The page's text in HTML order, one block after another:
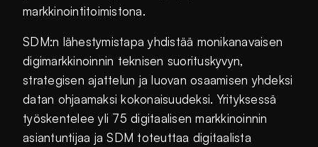
markkinointitoimistona.
SDM:n lähestymistapa yhdistää monikanavaisen
digimarkkinoinnin teknisen suorituskyvyn,
strategisen ajattelun ja luovan osaamisen yhdeksi
datan ohjaamaksi kokonaisuudeksi. Yrityksessä
työskentelee yli 75 digitaalisen markkinoinnin
asiantuntijaa ja SDM toteuttaa digitaalista